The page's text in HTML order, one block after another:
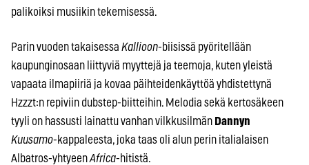
palikoiksi musiikin tekemisessä.
Parin vuoden takaisessa Kallioon-biisissä pyöritellään
kaupunginosaan liittyviä myyttejä ja teemoja, kuten yleistä
vapaata ilmapiiriä ja kovaa päihteidenkäyttöä yhdistettynä
Hzzzt:n repiviin dubstep-biitteihin. Melodia sekä kertosäkeen
tyyli on hassusti lainattu vanhan vilkkusilmän Dannyn
Kuusamo-kappaleesta, joka taas oli alun perin italialaisen
Albatros-yhtyeenAfrica-hitistä.